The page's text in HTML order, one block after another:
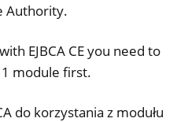
Authority.
EJBCA CE you need to
module first.
do korzystania z modułu